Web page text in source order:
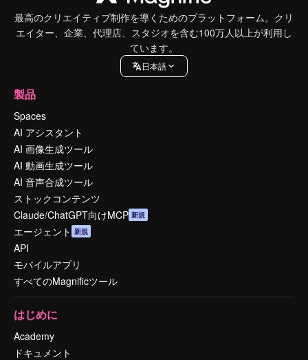
最高のクリエイティブ制作を導くためのプラットフォーム。クリ
エイター、企業、代理店、スタジオを含む100万人以上が利用し
ています。
日本語
製品
Spaces
AI アシスタント
AI 画像生成ツール
AI 動画生成ツール
AI 音声合成ツール
ストックコンテンツ
Claude/ChatGPT向けMCP 新規
エージェント 新規
API
モバイルアプリ
すべてのMagnificツール
はじめに
Academy
ドキュメント